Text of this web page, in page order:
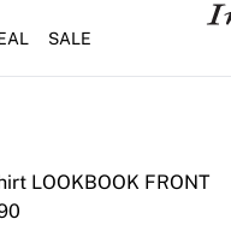
SALE